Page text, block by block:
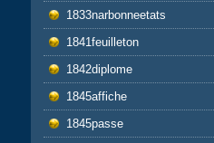
1833narbonneetats
1841feuilleton
1842diplome
1845affiche
1845passe